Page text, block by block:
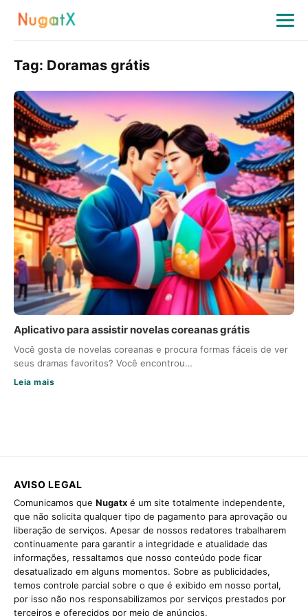
Tag: Doramas grátis
Aplicativo para assistir novelas coreanas grátis
Você gosta de novelas coreanas e procura formas fáceis de ver
seus dramas favoritos? Você encontrou…
Leia mais
AVISO LEGAL
Comunicamos que Nugatx é um site totalmente independente,
que não solicita qualquer tipo de pagamento para aprovação ou
liberação de serviços. Apesar de nossos redatores trabalharem
continuamente para garantir a integridade e atualidade das
informações, ressaltamos que nosso conteúdo pode ficar
desatualizado em alguns momentos. Sobre as publicidades,
temos controle parcial sobre o que é exibido em nosso portal,
por isso não nos responsabilizamos por serviços prestados por
terceiros e oferecidos por meio de anúncios.